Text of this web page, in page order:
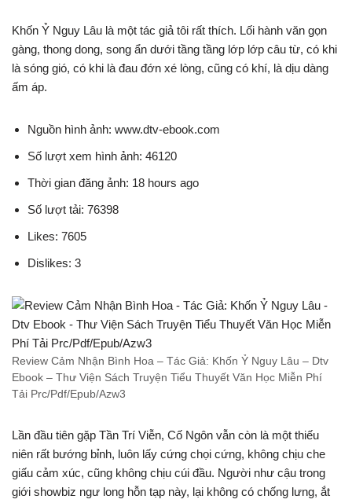
Khốn Ỷ Nguy Lâu là một tác giả tôi rất thích. Lối hành văn gọn
gàng, thong dong, song ẩn dưới tầng tầng lớp lớp câu từ, có khi
là sóng gió, có khi là đau đớn xé lòng, cũng có khí, là dịu dàng
ấm áp.
Nguồn hình ảnh: www.dtv-ebook.com
Số lượt xem hình ảnh: 46120
Thời gian đăng ảnh: 18 hours ago
Số lượt tải: 76398
Likes: 7605
Dislikes: 3
Review Cảm Nhận Bình Hoa – Tác Giả: Khốn Ỷ Nguy Lâu – Dtv
Ebook – Thư Viện Sách Truyện Tiểu Thuyết Văn Học Miễn Phí
Tải Prc/Pdf/Epub/Azw3
Lần đầu tiên gặp Tần Trí Viễn, Cố Ngôn vẫn còn là một thiếu
niên rất bướng bỉnh, luôn lấy cứng chọi cứng, không chịu che
giấu cảm xúc, cũng không chịu cúi đầu. Người như cậu trong
giới showbiz ngư long hỗn tạp này, lại không có chống lưng, ắt